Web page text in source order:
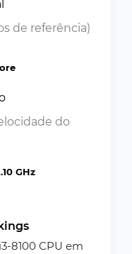
de referência)
do
GHz
8100 CPU em